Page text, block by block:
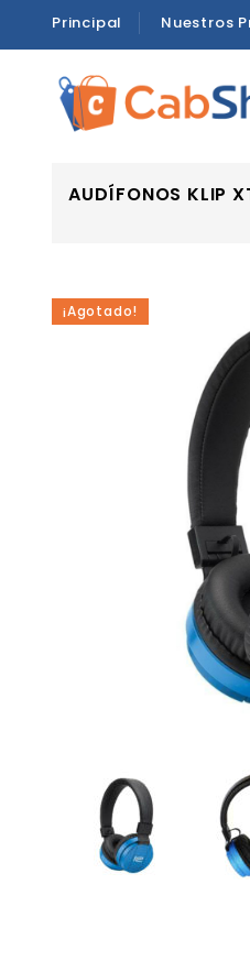
Principal Nuestros
AUDÍFONOS KLIP
¡Agotado!